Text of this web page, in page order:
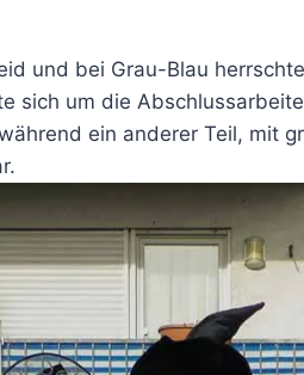
und bei Grau-Blau herrschte
sich um die
ein anderer Teil, mit